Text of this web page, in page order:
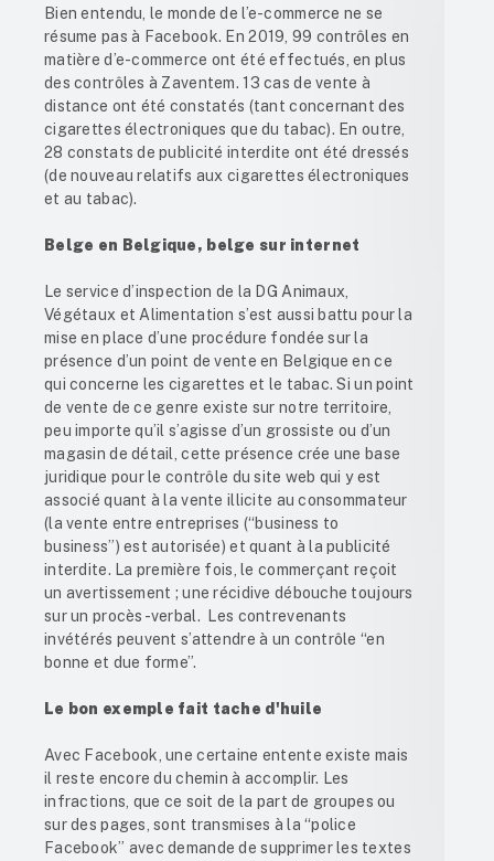
Bien entendu, le monde de l’e-commerce ne se
résume pas à Facebook. En 2019, 99 contrôles en
matière d’e-commerce ont été effectués, en plus
des contrôles à Zaventem. 13 cas de vente à
distance ont été constatés (tant concernant des
cigarettes électroniques que du tabac). En outre,
28 constats de publicité interdite ont été dressés
(de nouveau relatifs aux cigarettes électroniques
et au tabac).
Belge en Belgique, belge sur internet
Le service d’inspection de la DG Animaux,
Végétaux et Alimentation s’est aussi battu pour la
mise en place d’une procédure fondée sur la
présence d’un point de vente en Belgique en ce
qui concerne les cigarettes et le tabac. Si un point
de vente de ce genre existe sur notre territoire,
peu importe qu’il s’agisse d’un grossiste ou d’un
magasin de détail, cette présence crée une base
juridique pour le contrôle du site web qui y est
associé quant à la vente illicite au consommateur
(la vente entre entreprises (“business to
business”) est autorisée) et quant à la publicité
interdite. La première fois, le commerçant reçoit
un avertissement ; une récidive débouche toujours
sur un procès-verbal. Les contrevenants
invétérés peuvent s’attendre à un contrôle “en
bonne et due forme”.
Le bon exemple fait tache d'huile
Avec Facebook, une certaine entente existe mais
il reste encore du chemin à accomplir. Les
infractions, que ce soit de la part de groupes ou
sur des pages, sont transmises à la “police
Facebook” avec demande de supprimer les textes